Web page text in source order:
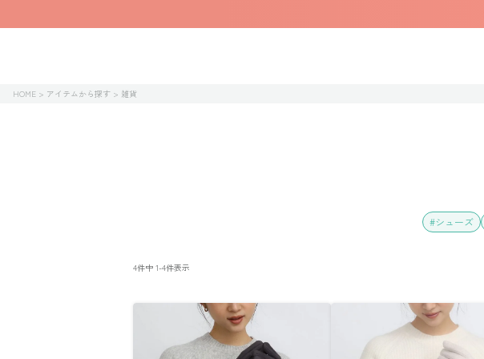
HOME アイテムから探す 雑貨
シューズ
4件中 1-4件表示